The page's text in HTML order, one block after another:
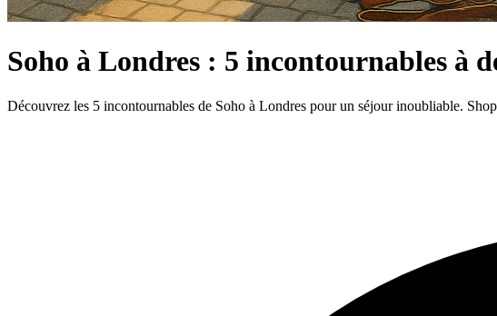
Soho à Londres : 5 incontournables à
Découvrez les 5 incontournables de Soho à Londres pour un séjour inoubliable.